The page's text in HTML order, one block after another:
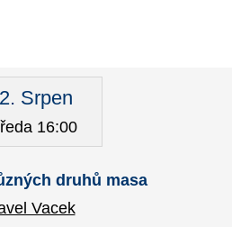
Srpen
16:00
druhů masa
Vacek